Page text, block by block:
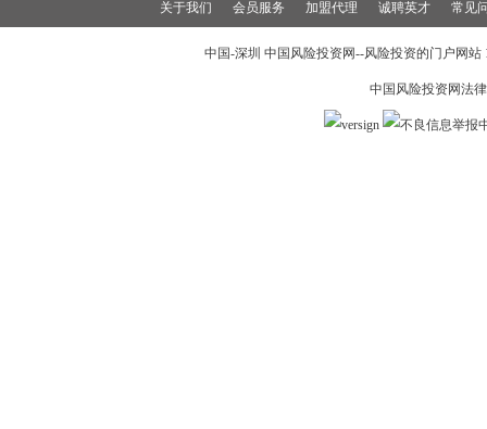
关于我们 会员服务 加盟代理 诚聘英才 常见
中国-深圳 中国风险投资网--风险投资的门户网
中国风险投资网法